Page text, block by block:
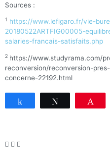
Sources :
1 https://www.lefigaro.fr/vie-
20180522ARTFIG00005-
salaries-francais-satisfaits.php
2 https://www.studyrama.com/
reconversion/reconversion-
concerne-22192.html
Partagez Tweetez